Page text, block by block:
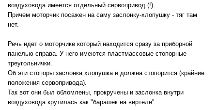
воздуховода имеется отдельный сервопривод (!).
Причем моторчик посажен на саму заслонку-хлопушку - тяг там
нет.
Речь идет о моторчике который находится сразу за приборной
панелью справа. У него имеются пластмассовые стопорные
треугольнички.
Об эти стопоры заслонка хлопушка и должна стопорится (крайние
положения сервопривода).
Так вот они был обломлены, прокручены и заслонка внутри
воздуховода крутилась как "барашек на вертеле"